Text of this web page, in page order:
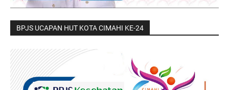
BPJS UCAPAN HUT KOTA CIMAHI KE-24